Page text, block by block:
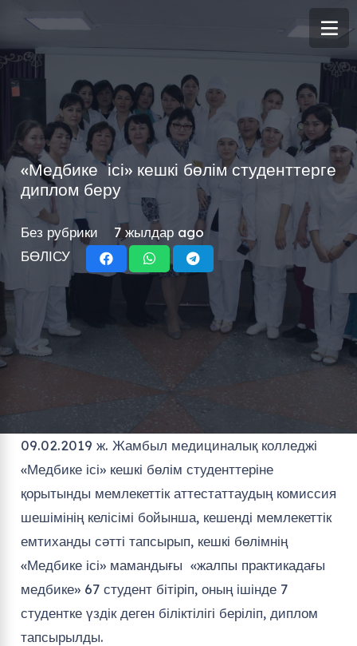
«Медбике ісі» кешкі бөлім студенттерге
диплом беру
Без рубрики
7 жылдар ago
БӨЛІСУ
09.02.2019 ж. Жамбыл медициналық колледжі
«Медбике ісі» кешкі бөлім студенттеріне
қорытынды мемлекеттік аттестаттаудың комиссия
шешімінің келісімі бойынша, кешенді мемлекеттік
емтиханды сәтті тапсырып, кешкі бөлімнің
«Медбике ісі» мамандығы «жалпы практикадағы
медбике» 67 студент бітіріп, оның ішінде 7
студентке үздік деген біліктілігі беріліп, диплом
тапсырылды.